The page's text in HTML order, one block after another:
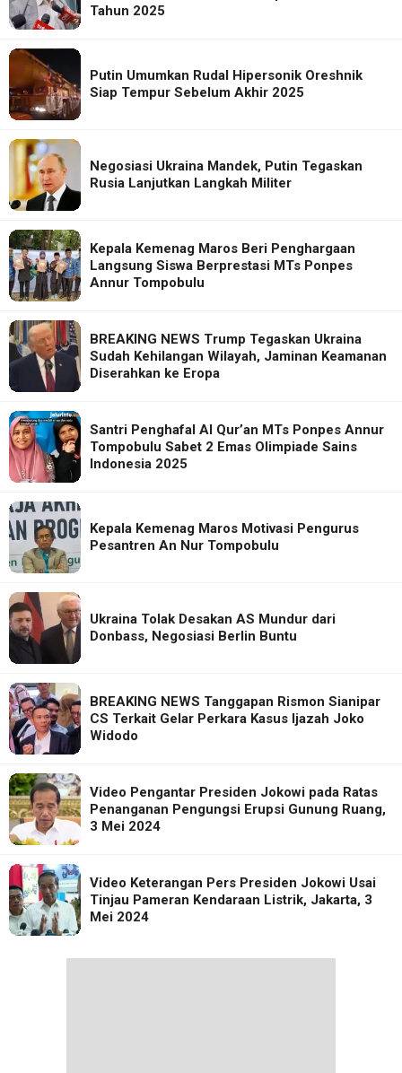
Tahun 2025
Putin Umumkan Rudal Hipersonik Oreshnik
Siap Tempur Sebelum Akhir 2025
Negosiasi Ukraina Mandek, Putin Tegaskan
Rusia Lanjutkan Langkah Militer
Kepala Kemenag Maros Beri Penghargaan
Langsung Siswa Berprestasi MTs Ponpes
Annur Tompobulu
BREAKING NEWS Trump Tegaskan Ukraina
Sudah Kehilangan Wilayah, Jaminan Keamanan
Diserahkan ke Eropa
Santri Penghafal Al Qur’an MTs Ponpes Annur
Tompobulu Sabet 2 Emas Olimpiade Sains
Indonesia 2025
Kepala Kemenag Maros Motivasi Pengurus
Pesantren An Nur Tompobulu
Ukraina Tolak Desakan AS Mundur dari
Donbass, Negosiasi Berlin Buntu
BREAKING NEWS Tanggapan Rismon Sianipar
CS Terkait Gelar Perkara Kasus Ijazah Joko
Widodo
Video Pengantar Presiden Jokowi pada Ratas
Penanganan Pengungsi Erupsi Gunung Ruang,
3 Mei 2024
Video Keterangan Pers Presiden Jokowi Usai
Tinjau Pameran Kendaraan Listrik, Jakarta, 3
Mei 2024